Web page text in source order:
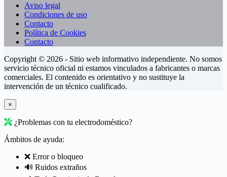
Aviso legal
Condiciones de uso
Contacto
Política de Cookies
Contacto
Copyright © 2026 - Sitio web informativo independiente. No somos
servicio técnico oficial ni estamos vinculados a fabricantes o marcas
comerciales. El contenido es orientativo y no sustituye la
intervención de un técnico cualificado.
×
¿Problemas con tu electrodoméstico?
Ámbitos de ayuda:
❌ Error o bloqueo
🔊 Ruidos extraños